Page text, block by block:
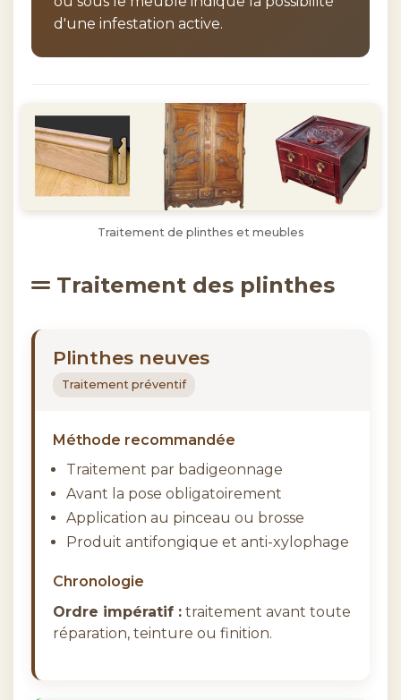
d'une infestation active.
Traitement de plinthes et meubles
Traitement des plinthes
Plinthes neuves
Traitement préventif
Méthode recommandée
Traitement par badigeonnage
Avant la pose obligatoirement
Application au pinceau ou brosse
Produit antifongique et anti-xylophage
Chronologie
Ordre impératif : traitement avant toute
réparation, teinture ou finition.